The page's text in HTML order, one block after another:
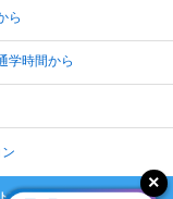
ら
学時間から
マップ